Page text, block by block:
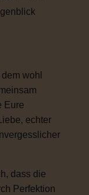
wohl
Eure
echter
dass die
Perfektion